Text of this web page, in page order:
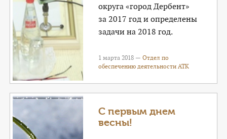
округа «город Дербент»
за 2017 год и определены
задачи на 2018 год.
1 марта 2018 —Отдел по
обеспечению деятельности АТК
С первым днем
весны!